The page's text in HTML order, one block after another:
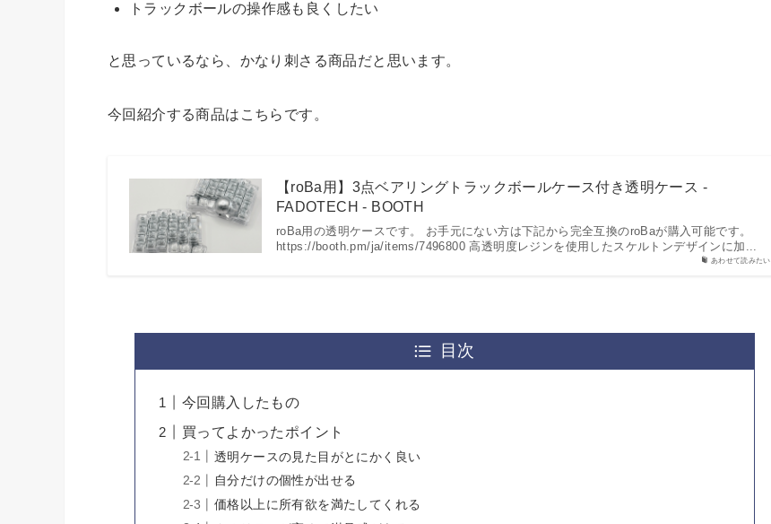
トラックボールの操作感も良くしたい
と思っているなら、かなり刺さる商品だと思います。
今回紹介する商品はこちらです。
あわせて読みたい
【roBa用】3点ベアリングトラックボールケース付き透明ケース -
FADOTECH - BOOTH
roBa用の透明ケースです。 お手元にない方は下記から完全互換のroBaが購入可能です。
https://booth.pm/ja/items/7496800 高透明度レジンを使用したスケルトンデザインに加...
目次
今回購入したもの
買ってよかったポイント
透明ケースの見た目がとにかく良い
自分だけの個性が出せる
価格以上に所有欲を満たしてくれる